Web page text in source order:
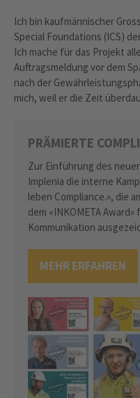
Ich bin kaufmännischer
Special Foundations (ICS)
Ich mache für das Projekt
Auftragsmeldung vor dem
nach der
mich, weil er die Zeit
PRÄMIERTE
Zur Einführung des
Implenia die interne
leben Compliance.», die
dem «INKOMETA
Kommunikation
MEHR ERFAHREN